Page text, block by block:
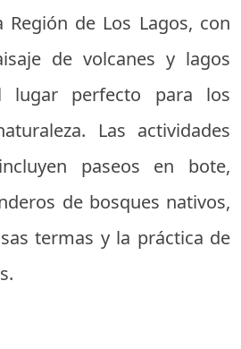
Región de Los Lagos, con
de volcanes y lagos
lugar perfecto para los
Las actividades
paseos en bote,
de bosques nativos,
termas y la práctica de